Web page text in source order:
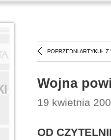
POPRZEDNI ARTYKUŁ Z
Wojna
19 kwietnia
OD